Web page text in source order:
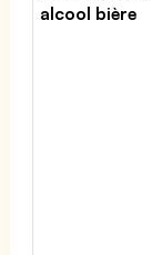
alcool bière